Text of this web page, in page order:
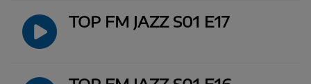
TOP FM JAZZ S01 E17